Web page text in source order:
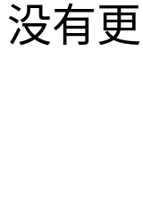
没有